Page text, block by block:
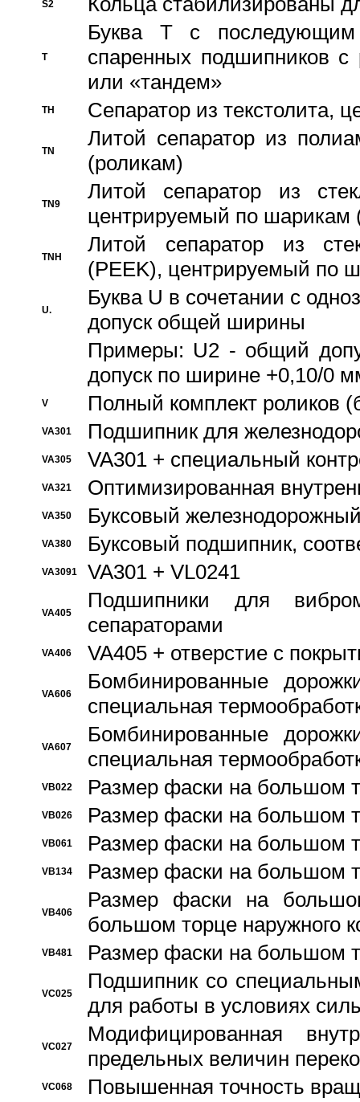
S2
T
Буква T с
спаренных подшипников
или «тандем»
TH Сепаратор из текстолита,
TN
Литой сепаратор из
(роликам)
TN9
Литой сепаратор из
центрируемый по шарикам
TNH
Литой сепаратор из
(PEEK), центрируемый по
U.
Буква U в сочетании с
допуск общей ширины
Примеры: U2 - общий
допуск по ширине +0,10/0
V Полный комплект роликов
VA301 Подшипник для
VA305 VA301 + специальный
VA321 Оптимизированная
VA350 Буксовый
VA380 Буксовый подшипник,
VA3091 VA301 + VL0241
VA405
Подшипники для
сепараторами
VA406 VA405 + отверстие с
VA606
Бомбинированные
специальная
VA607
Бомбинированные
специальная
VB022 Размер фаски на большом
VB026 Размер фаски на большом
VB061 Размер фаски на большом
VB134 Размер фаски на большом
VB406
Размер фаски на
большом торце наружного
VB481 Размер фаски на большом
VC025
Подшипник со
для работы в условиях
VC027
Модифицированная
предельных величин
VC068 Повышенная точность